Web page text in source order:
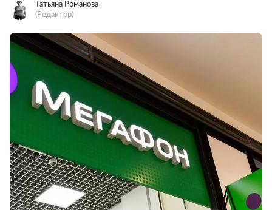
Татьяна Романова
(Редактор)